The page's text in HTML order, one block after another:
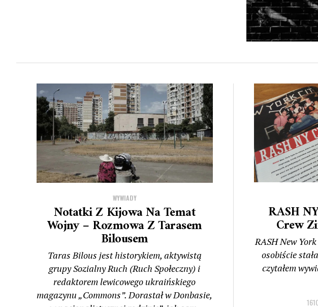
WYWIADY
Notatki Z Kijowa Na Temat
Wojny – Rozmowa Z Tarasem
Bilousem
Taras Bilous jest historykiem, aktywistą
grupy Sozialny Ruch (Ruch Społeczny) i
redaktorem lewicowego ukraińskiego
magazynu „Commons”. Dorastał w Donbasie,
RASH
Crew
RASH New
osobiście
czytałem